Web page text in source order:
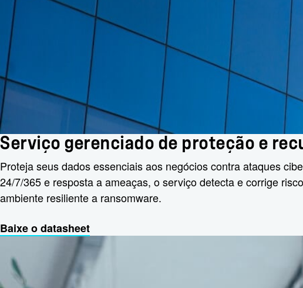
Serviço gerenciado de proteção e
Proteja seus dados essenciais aos negócios contra ataques
24/7/365 e resposta a ameaças, o serviço detecta e corrige
ambiente resiliente a ransomware.
Baixe o datasheet